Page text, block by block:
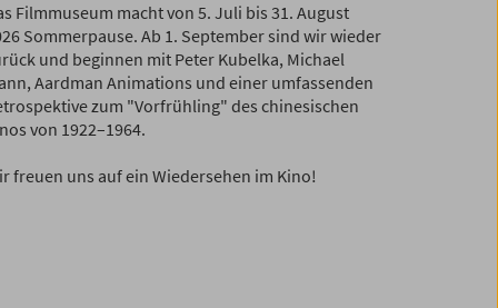
Filmmuseum macht von 5. Juli bis 31. August
Sommerpause. Ab 1. September sind wir wieder
und beginnen mit Peter Kubelka, Michael
Aardman Animations und einer umfassenden
zum "Vorfrühling" des chinesischen
von 1922–1964.
freuen uns auf ein Wiedersehen im Kino!